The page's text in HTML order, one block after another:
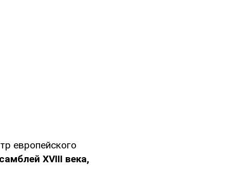
европейского
XVIII века,